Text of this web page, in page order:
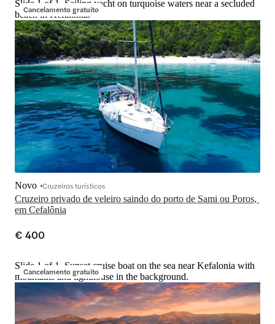
Cancelamento gratuito
Slide 1 of 1, Sailing yacht on turquoise waters near a secluded
beach in Kefalonia.
Cruzeiro privado de veleiro saindo do porto de Sami ou Poros,
em Cefalônia
Novo Cruzeiros turísticos
€ 400
Cancelamento gratuito
Slide 1 of 1, Sunset cruise boat on the sea near Kefalonia with
mountains and lighthouse in the background.